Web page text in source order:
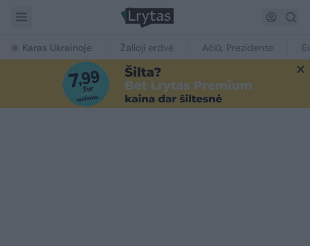
Karas Ukrainoje Žalioji erdvė Ačiū, Prezidente